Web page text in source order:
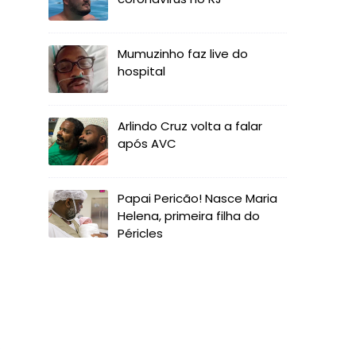
Mumuzinho faz live do
hospital
Arlindo Cruz volta a falar
após AVC
Papai Pericão! Nasce Maria
Helena, primeira filha do
Péricles